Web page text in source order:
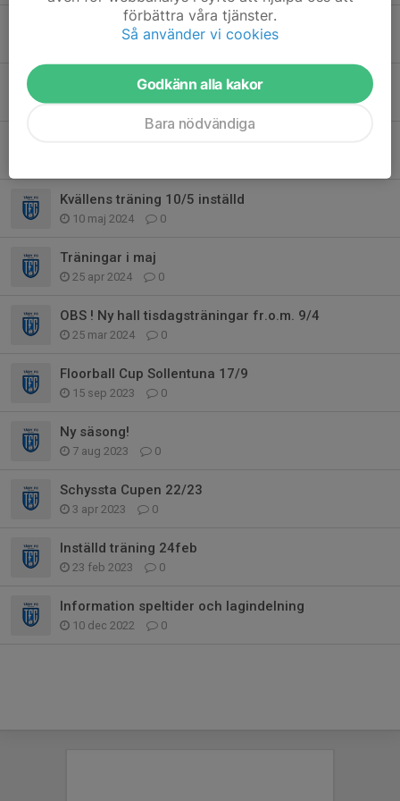
Ingen vanlig träning 1/4!
31 mar 2025 0
Inställd träning 25:e oktober
25 okt 2024 0
Kvällens träning 10/5 inställd
10 maj 2024 0
Träningar i maj
25 apr 2024 0
OBS ! Ny hall tisdagsträningar fr.o.m. 9/4
25 mar 2024 0
Floorball Cup Sollentuna 17/9
15 sep 2023 0
Ny säsong!
7 aug 2023 0
Schyssta Cupen 22/23
3 apr 2023 0
Inställd träning 24feb
23 feb 2023 0
Information speltider och lagindelning
10 dec 2022 0
förbättra våra tjänster.
Så använder vi cookies
Godkänn alla kakor
Bara nödvändiga